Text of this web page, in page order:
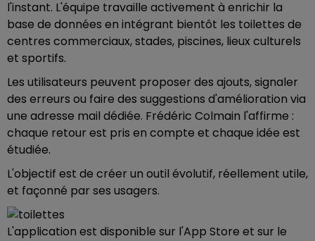
l'instant. L'équipe travaille activement à enrichir la
base de données en intégrant bientôt les toilettes de
centres commerciaux, stades, piscines, lieux culturels
et sportifs.
Les utilisateurs peuvent proposer des ajouts, signaler
des erreurs ou faire des suggestions d'amélioration via
une adresse mail dédiée. Frédéric Colmain l'affirme :
chaque retour est pris en compte et chaque idée est
étudiée.
L'objectif est de créer un outil évolutif, réellement utile,
et façonné par ses usagers.
L'application est disponible sur l'App Store et sur le